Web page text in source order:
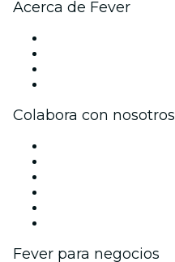
Acerca de Fever
Colabora con nosotros
Fever para negocios